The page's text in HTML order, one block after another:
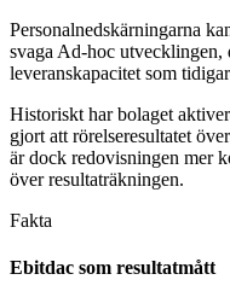
Personalnedskärningarna
svaga Ad-hoc utvecklingen,
leveranskapacitet som
Historiskt har bolaget
gjort att rörelseresultatet
är dock redovisningen mer
över resultaträkningen.
Fakta
Ebitdac som resultatmått